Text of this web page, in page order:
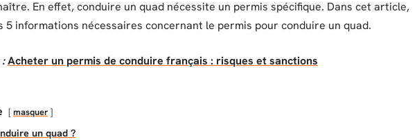
En effet, conduire un quad nécessite un permis spécifique. Dans cet article,
5 informations nécessaires concernant le permis pour conduire un quad.
Acheter un permis de conduire français : risques et sanctions
masquer
un quad ?